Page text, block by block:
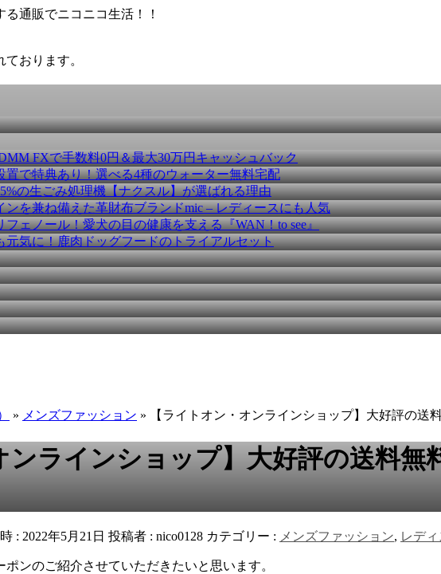
通販でニコニコ生活！！
おります。
FXで手数料0円＆最大30万円キャッシュバック
置で特典あり！選べる4種のウォーター無料宅配
の生ごみ処理機【ナクスル】が選ばれる理由
ンを兼ね備えた革財布ブランドmic – レディースにも人気
フェノール！愛犬の目の健康を支える『WAN！to see』
元気に！鹿肉ドッグフードのトライアルセット
» メンズファッション » 【ライトオン・オンラインショップ】大好評の送
ンラインショップ】大好評の送料
: 2022年5月21日 投稿者 : nico0128 カテゴリー : メンズファッション, レデ
ンのご紹介させていただきたいと思います。